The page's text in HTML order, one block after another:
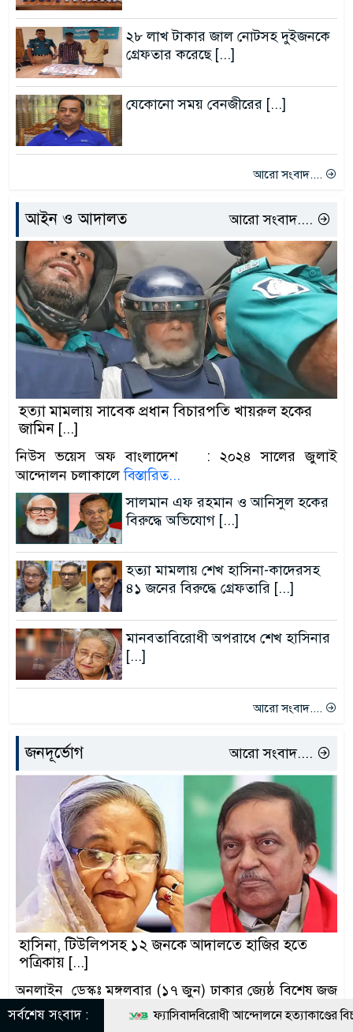
২৮ লাখ টাকার জাল নোটসহ দুইজনকে
গ্রেফতার করেছে [...]
যেকোনো সময় বেনজীরের [...]
আরো সংবাদ....
আইন ও আদালত আরো সংবাদ....
হত্যা মামলায় সাবেক প্রধান বিচারপতি খায়রুল হকের
জামিন [...]
নিউস ভয়েস অফ বাংলাদেশ : ২০২৪ সালের জুলাই
আন্দোলন চলাকালেবিস্তারিত...
সালমান এফ রহমান ও আনিসুল হকের
বিরুদ্ধে অভিযোগ [...]
হত্যা মামলায় শেখ হাসিনা-কাদেরসহ
৪১ জনের বিরুদ্ধে গ্রেফতারি [...]
মানবতাবিরোধী অপরাধে শেখ হাসিনার
[...]
আরো সংবাদ....
জনদূর্ভোগ আরো সংবাদ....
হাসিনা, টিউলিপসহ ১২ জনকে আদালতে হাজির হতে
পত্রিকায় [...]
অনলাইন ডেস্কঃ মঙ্গলবার (১৭ জুন) ঢাকার জ্যেষ্ঠ বিশেষ জজ
জাকিরবিস্তারিত...
সর্বশেষ সংবাদ :ফ্যাসিবাদবিরোধী আন্দোলনে হত্যাকাণ্ডের বিচার হবে স্বচ্ছ,